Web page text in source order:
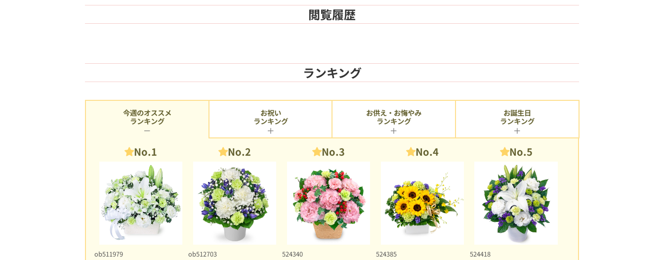
閲覧履歴
ランキング
今週のオススメ
ランキング
No.1
ob511979
No.2
ob512703
No.3
524340
No.4
524385
No.5
524418
お祝い
ランキング
お供え・お悔やみ
ランキング
お誕生日
ランキング